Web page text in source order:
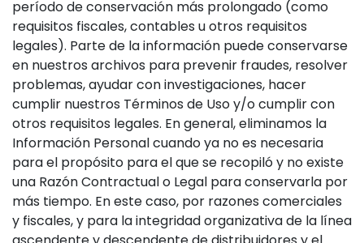
período de conservación más prolongado (como
requisitos fiscales, contables u otros requisitos
legales). Parte de la información puede conservarse
en nuestros archivos para prevenir fraudes, resolver
problemas, ayudar con investigaciones, hacer
cumplir nuestros Términos de Uso y/o cumplir con
otros requisitos legales. En general, eliminamos la
Información Personal cuando ya no es necesaria
para el propósito para el que se recopiló y no existe
una Razón Contractual o Legal para conservarla por
más tiempo. En este caso, por razones comerciales
y fiscales, y para la integridad organizativa de la línea